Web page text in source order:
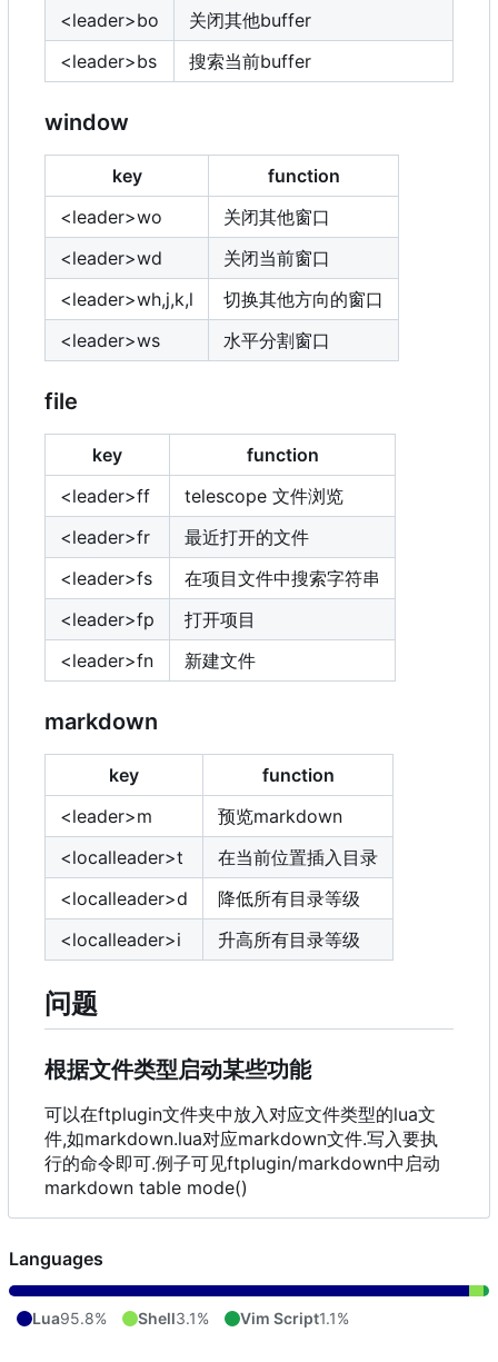
<leader>bo
关闭其他buffer
<leader>bs
搜索当前buffer
window
key
function
<leader>wo
关闭其他窗口
<leader>wd
关闭当前窗口
<leader>wh,j,k,l
切换其他方向的窗口
<leader>ws
水平分割窗口
file
key
function
<leader>ff
telescope 文件浏览
<leader>fr
最近打开的文件
<leader>fs
在项目文件中搜索字符串
<leader>fp
打开项目
<leader>fn
新建文件
markdown
key
function
<leader>m
预览markdown
<localleader>t
在当前位置插入目录
<localleader>d
降低所有目录等级
<localleader>i
升高所有目录等级
问题
根据文件类型启动某些功能
可以在ftplugin文件夹中放入对应文件类型的lua文
件,如markdown.lua对应markdown文件.写入要执
行的命令即可.例子可见ftplugin/markdown中启动
markdown table mode()
Languages
Lua95.8% Shell3.1% Vim Script1.1%